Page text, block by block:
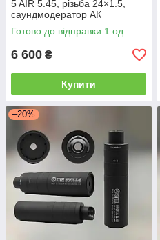
5 AIR 5.45, різьба 24×1.5,
саундмодератор АК
Готово до відправки 1 од.
6 600 ₴
Купити
–20%